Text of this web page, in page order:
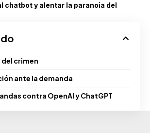
chatbot y alentar la paranoia del
del crimen
ante la demanda
contra OpenAI y ChatGPT